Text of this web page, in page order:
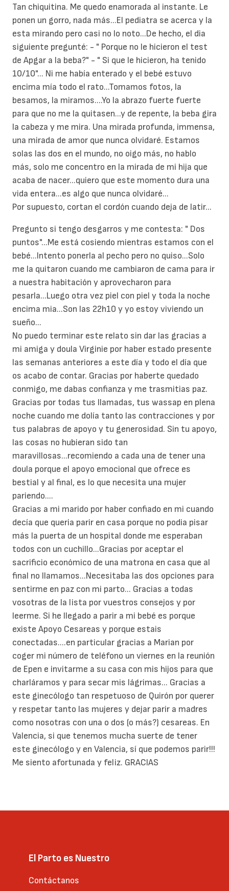
Tan chiquitina. Me quedo enamorada al instante. Le
ponen un gorro, nada más...El pediatra se acerca y la
esta mirando pero casi no lo noto...De hecho, el dia
siguiente pregunté: - " Porque no le hicieron el test
de Apgar a la beba?" - " Si que le hicieron, ha tenido
10/10"... Ni me había enterado y el bebé estuvo
encima mía todo el rato...Tomamos fotos, la
besamos, la miramos....Yo la abrazo fuerte fuerte
para que no me la quitasen...y de repente, la beba gira
la cabeza y me mira. Una mirada profunda, immensa,
una mirada de amor que nunca olvidaré. Estamos
solas las dos en el mundo, no oigo más, no hablo
más, solo me concentro en la mirada de mi hija que
acaba de nacer...quiero que este momento dura una
vida entera...es algo que nunca olvidaré...
Por supuesto, cortan el cordón cuando deja de latir...
Pregunto si tengo desgarros y me contesta: " Dos
puntos"...Me está cosiendo mientras estamos con el
bebé...Intento ponerla al pecho pero no quiso...Solo
me la quitaron cuando me cambiaron de cama para ir
a nuestra habitación y aprovecharon para
pesarla...Luego otra vez piel con piel y toda la noche
encima mia...Son las 22h10 y yo estoy viviendo un
sueño...
No puedo terminar este relato sin dar las gracias a
mi amiga y doula Virginie por haber estado presente
las semanas anteriores a este día y todo el día que
os acabo de contar. Gracias por haberte quedado
conmigo, me dabas confianza y me trasmitias paz.
Gracias por todas tus llamadas, tus wassap en plena
noche cuando me dolía tanto las contracciones y por
tus palabras de apoyo y tu generosidad. Sin tu apoyo,
las cosas no hubieran sido tan
maravillosas...recomiendo a cada una de tener una
doula porque el apoyo emocional que ofrece es
bestial y al final, es lo que necesita una mujer
pariendo....
Gracias a mi marido por haber confiado en mi cuando
decía que queria parir en casa porque no podia pisar
más la puerta de un hospital donde me esperaban
todos con un cuchillo...Gracias por aceptar el
sacrificio económico de una matrona en casa que al
final no llamamos...Necesitaba las dos opciones para
sentirme en paz con mi parto... Gracias a todas
vosotras de la lista por vuestros consejos y por
leerme. Si he llegado a parir a mi bebé es porque
existe Apoyo Cesareas y porque estais
conectadas....en particular gracias a Marian por
coger mi número de teléfono un viernes en la reunión
de Epen e invitarme a su casa con mis hijos para que
charláramos y para secar mis lágrimas... Gracias a
este ginecólogo tan respetuoso de Quirón por querer
y respetar tanto las mujeres y dejar parir a madres
como nosotras con una o dos (o más?) cesareas. En
Valencia, si que tenemos mucha suerte de tener
este ginecólogo y en Valencia, sí que podemos parir!!!
Me siento afortunada y feliz. GRACIAS
El Parto es Nuestro
Contáctanos